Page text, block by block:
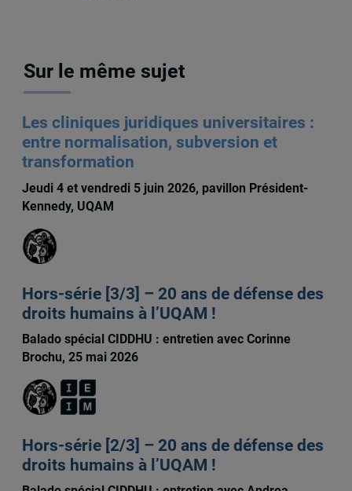
Sur le même sujet
Les cliniques juridiques universitaires :
entre normalisation, subversion et
transformation
Jeudi 4 et vendredi 5 juin 2026, pavillon Président-
Kennedy, UQAM
Hors-série [3/3] – 20 ans de défense des
droits humains à l’UQAM !
Balado spécial CIDDHU : entretien avec Corinne
Brochu, 25 mai 2026
Hors-série [2/3] – 20 ans de défense des
droits humains à l’UQAM !